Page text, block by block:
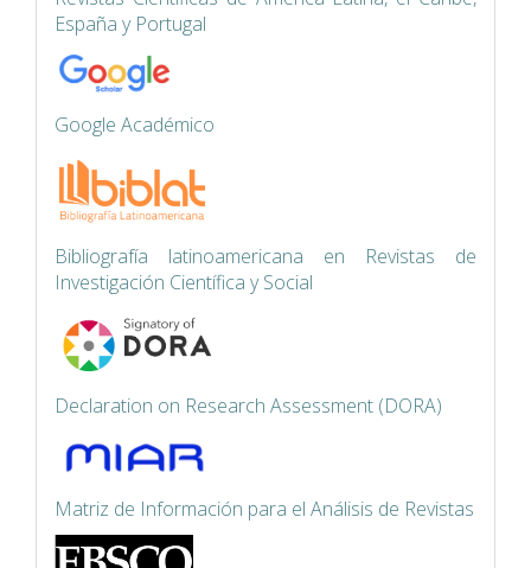
España y Portugal
Google Académico
Bibliografía latinoamericana en Revistas de
Investigación Científica y Social
Declaration on Research Assessment (DORA)
Matriz de Información para el Análisis de Revistas